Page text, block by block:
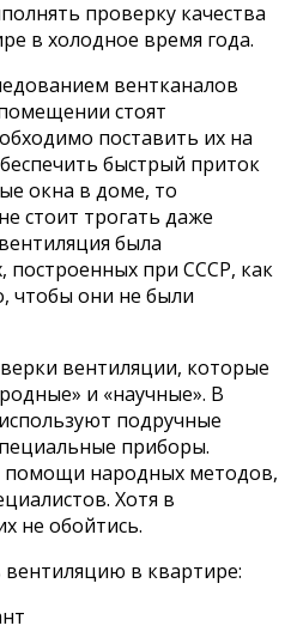
проверку качества
в холодное время года.
вентканалов
стоят
поставить их на
быстрый приток
окна в доме, то
стоит трогать даже
была
построенных при СССР, как
чтобы они не были
вентиляции, которые
и «научные». В
подручные
приборы.
помощи народных методов,
Хотя в
не обойтись.
в квартире: